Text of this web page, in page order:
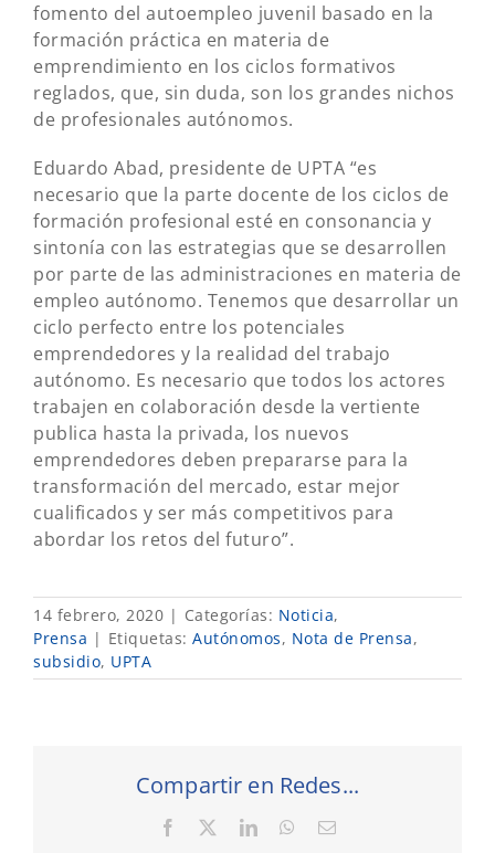
fomento del autoempleo juvenil basado en la
formación práctica en materia de
emprendimiento en los ciclos formativos
reglados, que, sin duda, son los grandes nichos
de profesionales autónomos.
Eduardo Abad, presidente de UPTA “es
necesario que la parte docente de los ciclos de
formación profesional esté en consonancia y
sintonía con las estrategias que se desarrollen
por parte de las administraciones en materia de
empleo autónomo. Tenemos que desarrollar un
ciclo perfecto entre los potenciales
emprendedores y la realidad del trabajo
autónomo. Es necesario que todos los actores
trabajen en colaboración desde la vertiente
publica hasta la privada, los nuevos
emprendedores deben prepararse para la
transformación del mercado, estar mejor
cualificados y ser más competitivos para
abordar los retos del futuro”.
14 febrero, 2020 | Categorías: Noticia,
Prensa | Etiquetas: Autónomos, Nota de Prensa,
subsidio, UPTA
Compartir en Redes...
Facebook LinkedInWhatsApp
Correo